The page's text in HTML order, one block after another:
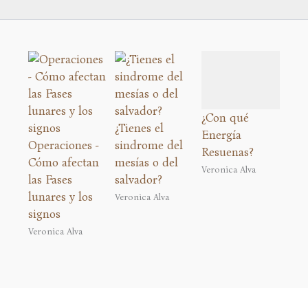
Operaciones -
Cómo afectan
las Fases
lunares y los
signos
Veronica Alva
¿Tienes el
sindrome del
mesías o del
salvador?
Veronica Alva
¿Con qué
Energía
Resuenas?
Veronica Alva